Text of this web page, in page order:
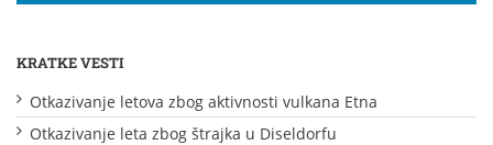
KRATKE VESTI
Otkazivanje letova zbog aktivnosti vulkana Etna
Otkazivanje leta zbog štrajka u Diseldorfu